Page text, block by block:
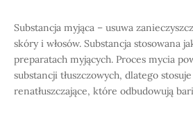
Substancja myjąca – usuwa
skóry i włosów. Substancja stosowana
preparatach myjących. Proces mycia
substancji tłuszczowych, dlatego
renatłuszczające, które odbudowują